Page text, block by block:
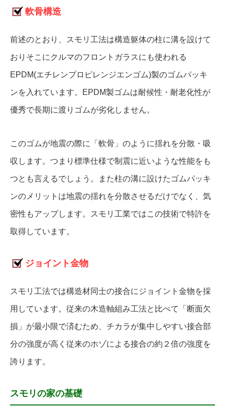
軟骨構造
前述のとおり、スモリ工法は構造躯体の柱に溝を設けて
おりそこにクルマのフロントガラスにも使われる
EPDM(エチレンプロピレンジエンゴム)製のゴムパッキ
ンを入れています。EPDM製ゴムは耐候性・耐老化性が
優秀で長期に渡りゴムが劣化しません。
このゴムが地震の際に「軟骨」のように揺れを分散・吸
収します。つまり標準仕様で制震に近いような性能をも
つとも言えるでしょう。また柱の溝に設けたゴムパッキ
ンのメリットは地震の揺れを分散させるだけでなく、気
密性もアップします。スモリ工業ではこの技術で特許を
取得しています。
ジョイント金物
スモリ工法では構造材同士の接合にジョイント金物を採
用しています。従来の木造軸組み工法と比べて「断面欠
損」が最小限で済むため、チカラが集中しやすい接合部
分の強度が高く従来のホゾによる接合の約２倍の強度を
誇ります。
スモリの家の基礎